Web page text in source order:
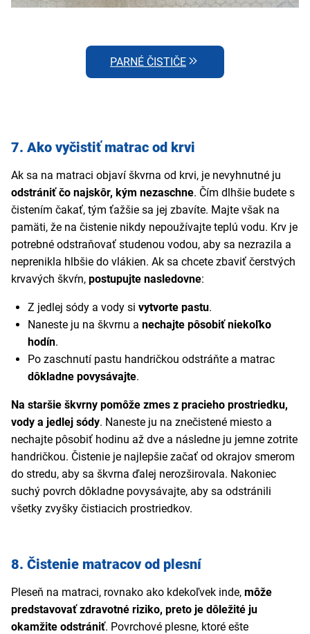
PARNÉ ČISTIČE
7. Ako vyčistiť matrac od krvi
Ak sa na matraci objaví škvrna od krvi, je nevyhnutné ju
odstrániť čo najskôr, kým nezaschne. Čím dlhšie budete s
čistením čakať, tým ťažšie sa jej zbavíte. Majte však na
pamäti, že na čistenie nikdy nepoužívajte teplú vodu. Krv je
potrebné odstraňovať studenou vodou, aby sa nezrazila a
neprenikla hlbšie do vlákien. Ak sa chcete zbaviť čerstvých
krvavých škvŕn, postupujte nasledovne:
Z jedlej sódy a vody si vytvorte pastu.
Naneste ju na škvrnu a nechajte pôsobiť niekoľko
hodín.
Po zaschnutí pastu handričkou odstráňte a matrac
dôkladne povysávajte.
Na staršie škvrny pomôže zmes z pracieho prostriedku,
vody a jedlej sódy. Naneste ju na znečistené miesto a
nechajte pôsobiť hodinu až dve a následne ju jemne zotrite
handričkou. Čistenie je najlepšie začať od okrajov smerom
do stredu, aby sa škvrna ďalej nerozširovala. Nakoniec
suchý povrch dôkladne povysávajte, aby sa odstránili
všetky zvyšky čistiacich prostriedkov.
8. Čistenie matracov od plesní
Pleseň na matraci, rovnako ako kdekoľvek inde, môže
predstavovať zdravotné riziko, preto je dôležité ju
okamžite odstrániť. Povrchové plesne, ktoré ešte